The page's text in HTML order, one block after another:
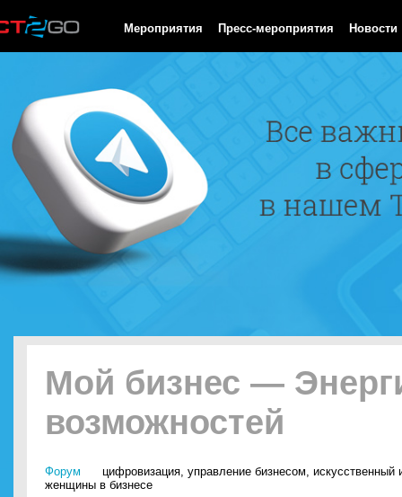
Мероприятия Пресс-мероприятия Новости
Мой бизнес —
возможностей
Форум цифровизация, управление бизнесом, искусственный
женщины в бизнесе